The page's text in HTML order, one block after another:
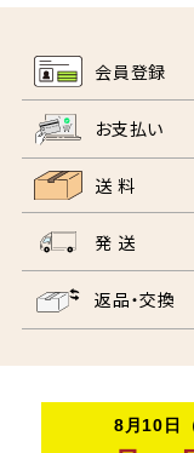
会員登録
お支払い
送 料
発 送
返品・交換